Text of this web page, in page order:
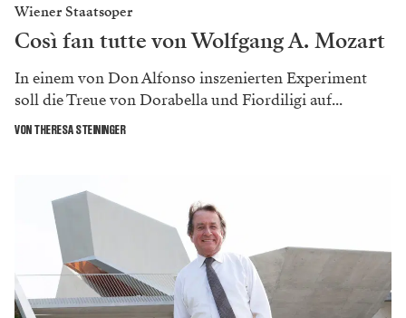
Wiener Staatsoper
Così fan tutte von Wolfgang A. Mozart
In einem von Don Alfonso inszenierten Experiment
soll die Treue von Dorabella und Fiordiligi auf...
VON THERESA STEININGER